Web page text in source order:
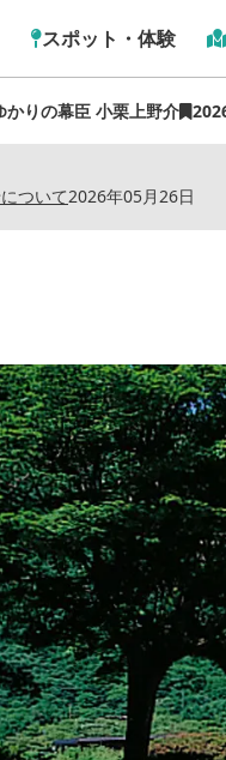
スポット・体験
かりの幕臣 小栗上野介
2026年05月26日
ついて